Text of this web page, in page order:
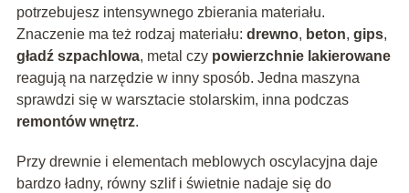
potrzebujesz intensywnego zbierania materiału.
Znaczenie ma też rodzaj materiału: drewno, beton, gips,
gładź szpachlowa, metal czy powierzchnie lakierowane
reagują na narzędzie w inny sposób. Jedna maszyna
sprawdzi się w warsztacie stolarskim, inna podczas
remontów wnętrz.
Przy drewnie i elementach meblowych oscylacyjna daje
bardzo ładny, równy szlif i świetnie nadaje się do